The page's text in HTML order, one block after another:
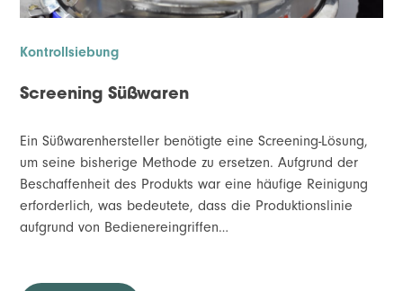
Kontrollsiebung
Screening Süßwaren
Ein Süßwarenhersteller benötigte eine Screening-Lösung,
um seine bisherige Methode zu ersetzen. Aufgrund der
Beschaffenheit des Produkts war eine häufige Reinigung
erforderlich, was bedeutete, dass die Produktionslinie
aufgrund von Bedienereingriffen…